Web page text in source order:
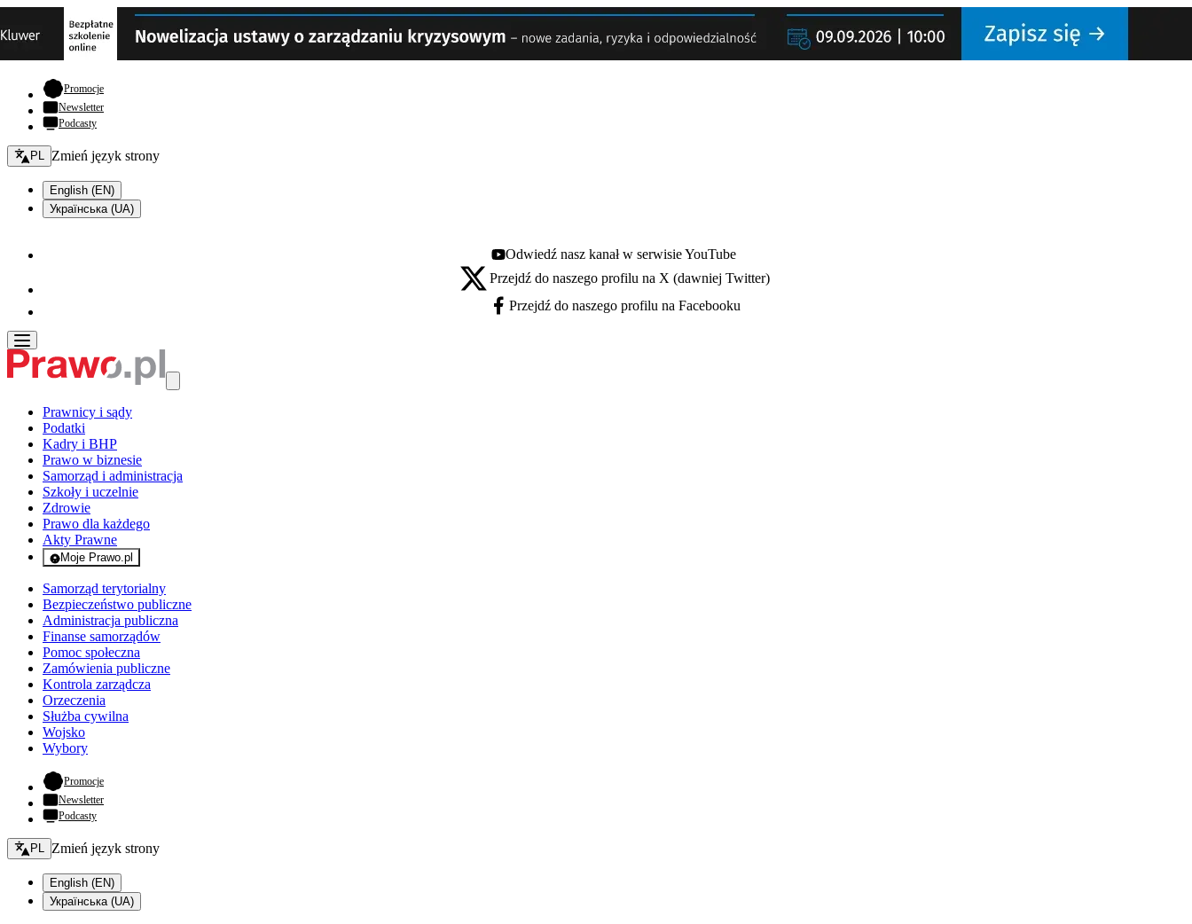
Promocje- otwiera się w nowej karcie
Newsletter
Podcasty
Zmień język - bieżący:
PL Zmień język strony
English (EN)
Українська (UA)
Youtube - otwiera się w nowej karcie
Odwiedź nasz kanał w serwisie YouTube
X - otwiera się w nowej karcie
Przejdź do naszego profilu na X (dawniej Twitter)
Facebook - otwiera się w nowej karcie
Przejdź do naszego profilu na Facebooku
Prawnicy i sądy
Podatki
Kadry i BHP
Prawo w biznesie
Samorząd i administracja
Szkoły i uczelnie
Zdrowie
Prawo dla każdego
Akty Prawne
Moje Prawo.pl
- rejestracja i logowanie do serwisu
Samorząd terytorialny
Bezpieczeństwo publiczne
Administracja publiczna
Finanse samorządów
Pomoc społeczna
Zamówienia publiczne
Kontrola zarządcza
Orzeczenia
Służba cywilna
Wojsko
Wybory
Promocje- otwiera się w nowej karcie
Newsletter
Podcasty
Zmień język - bieżący:
PL Zmień język strony
English (EN)
Українська (UA)